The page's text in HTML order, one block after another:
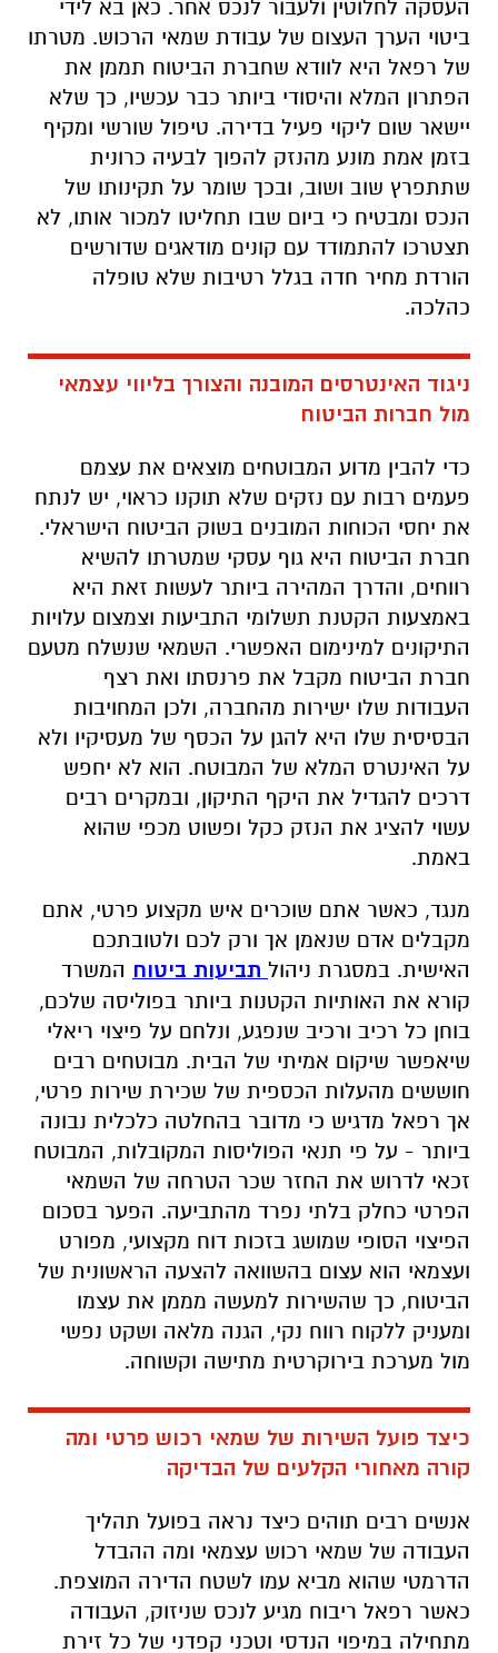
העסקה לחלוטין ולעבור לנכס אחר. כאן בא לידי
ביטוי הערך העצום של עבודת שמאי הרכוש. מטרתו
של רפאל היא לוודא שחברת הביטוח תממן את
הפתרון המלא והיסודי ביותר כבר עכשיו, כך שלא
יישאר שום ליקוי פעיל בדירה. טיפול שורשי ומקיף
בזמן אמת מונע מהנזק להפוך לבעיה כרונית
שתתפרץ שוב ושוב, ובכך שומר על תקינותו של
הנכס ומבטיח כי ביום שבו תחליטו למכור אותו, לא
תצטרכו להתמודד עם קונים מודאגים שדורשים
הורדת מחיר חדה בגלל רטיבות שלא טופלה
כהלכה.
ניגוד האינטרסים המובנה והצורך בליווי עצמאי
מול חברות הביטוח
כדי להבין מדוע המבוטחים מוצאים את עצמם
פעמים רבות עם נזקים שלא תוקנו כראוי, יש לנתח
את יחסי הכוחות המובנים בשוק הביטוח הישראלי.
חברת הביטוח היא גוף עסקי שמטרתו להשיא
רווחים, והדרך המהירה ביותר לעשות זאת היא
באמצעות הקטנת תשלומי התביעות וצמצום עלויות
התיקונים למינימום האפשרי. השמאי שנשלח מטעם
חברת הביטוח מקבל את פרנסתו ואת רצף
העבודות שלו ישירות מהחברה, ולכן המחויבות
הבסיסית שלו היא להגן על הכסף של מעסיקיו ולא
על האינטרס המלא של המבוטח. הוא לא יחפש
דרכים להגדיל את היקף התיקון, ובמקרים רבים
עשוי להציג את הנזק כקל ופשוט מכפי שהוא
באמת.
מנגד, כאשר אתם שוכרים איש מקצוע פרטי, אתם
מקבלים אדם שנאמן אך ורק לכם ולטובתכם
האישית. במסגרת ניהול תביעות ביטוח המשרד
קורא את האותיות הקטנות ביותר בפוליסה שלכם,
בוחן כל רכיב ורכיב שנפגע, ונלחם על פיצוי ריאלי
שיאפשר שיקום אמיתי של הבית. מבוטחים רבים
חוששים מהעלות הכספית של שכירת שירות פרטי,
אך רפאל מדגיש כי מדובר בהחלטה כלכלית נבונה
ביותר - על פי תנאי הפוליסות המקובלות, המבוטח
זכאי לדרוש את החזר שכר הטרחה של השמאי
הפרטי כחלק בלתי נפרד מהתביעה. הפער בסכום
הפיצוי הסופי שמושג בזכות דוח מקצועי, מפורט
ועצמאי הוא עצום בהשוואה להצעה הראשונית של
הביטוח, כך שהשירות למעשה מממן את עצמו
ומעניק ללקוח רווח נקי, הגנה מלאה ושקט נפשי
מול מערכת בירוקרטית מתישה וקשוחה.
כיצד פועל השירות של שמאי רכוש פרטי ומה
קורה מאחורי הקלעים של הבדיקה
אנשים רבים תוהים כיצד נראה בפועל תהליך
העבודה של שמאי רכוש עצמאי ומה ההבדל
הדרמטי שהוא מביא עמו לשטח הדירה המוצפת.
כאשר רפאל ריבוח מגיע לנכס שניזוק, העבודה
מתחילה במיפוי הנדסי וטכני קפדני של כל זירת